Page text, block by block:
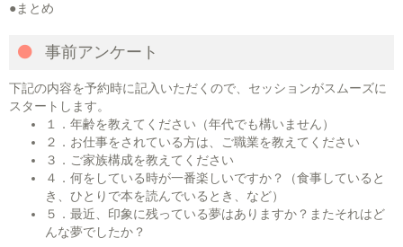
●まとめ
事前アンケート
下記の内容を予約時に記入いただくので、セッションがスムーズに
スタートします。
１．年齢を教えてください（年代でも構いません）
２．お仕事をされている方は、ご職業を教えてください
３．ご家族構成を教えてください
４．何をしている時が一番楽しいですか？（食事していると
き、ひとりで本を読んでいるとき、など）
５．最近、印象に残っている夢はありますか？またそれはど
んな夢でしたか？